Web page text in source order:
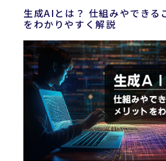
生成AIとは？ 仕組みやできる
をわかりやすく解説